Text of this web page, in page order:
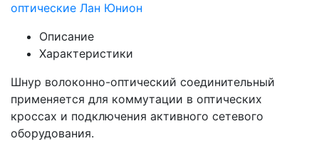
оптические Лан Юнион
Описание
Характеристики
Шнур волоконно-оптический соединительный
применяется для коммутации в оптических
кроссах и подключения активного сетевого
оборудования.